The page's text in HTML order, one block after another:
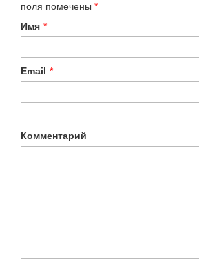
поля помечены *
Имя *
Email *
Комментарий